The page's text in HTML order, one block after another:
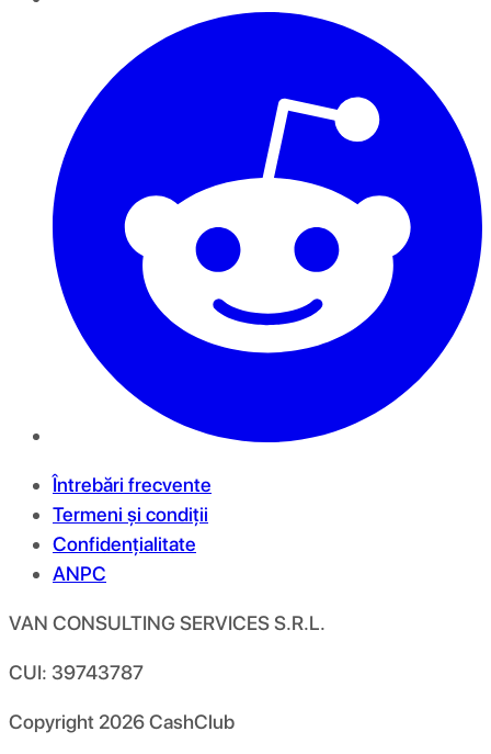
Întrebări frecvente
Termeni și condiții
Confidențialitate
ANPC
VAN CONSULTING SERVICES S.R.L.
CUI: 39743787
Copyright 2026CashClub